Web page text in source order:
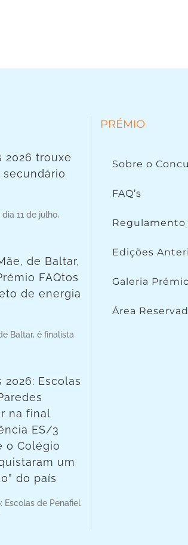
2026 trouxe
11 de julho,
de Baltar,
FAQtos
de energia
Baltar, é finalista
2026: Escolas
na final
ES/3
o Colégio
um
do país
Escolas de Penafiel
PRÉMIO
Sobre o
FAQ’s
Regulamento
Edições
Galeria
Área